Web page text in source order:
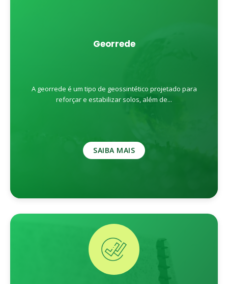
Georrede
A georrede é um tipo de geossintético projetado para
reforçar e estabilizar solos, além de...
SAIBA MAIS